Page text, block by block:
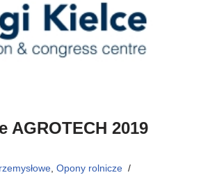
AGROTECH 2019
, Opony rolnicze